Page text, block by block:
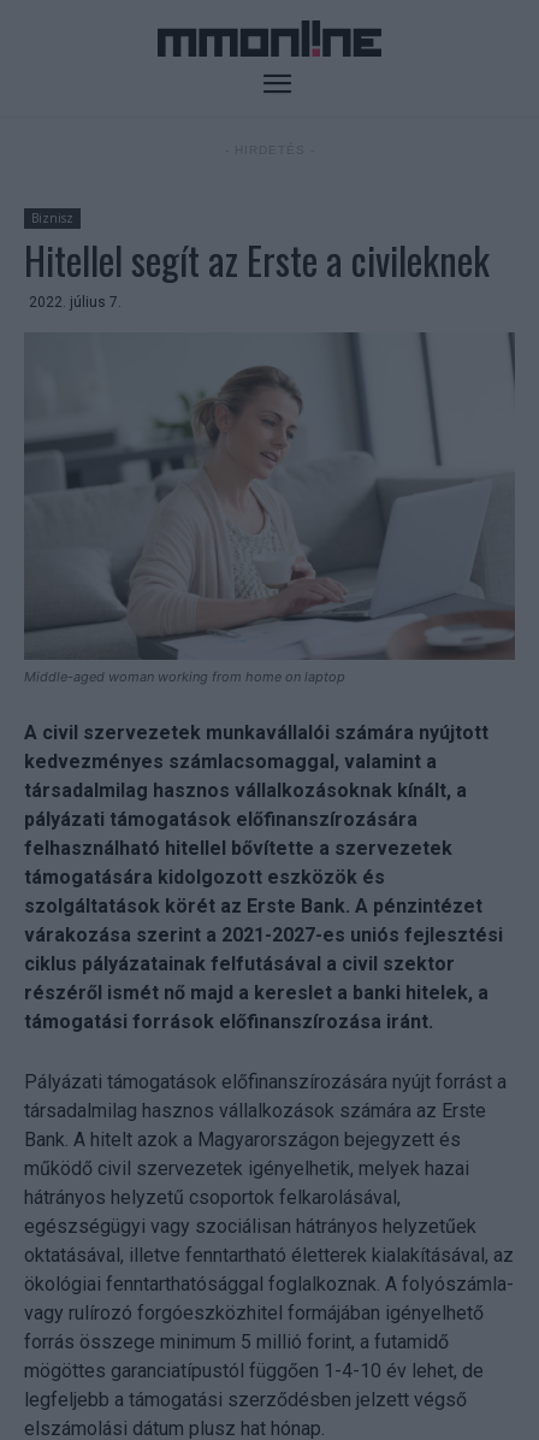
Biznisz
Hitellel segít az Erste a civileknek
2022. július 7.
Middle-aged woman working from home on laptop
A civil szervezetek munkavállalói számára nyújtott
kedvezményes számlacsomaggal, valamint a
társadalmilag hasznos vállalkozásoknak kínált, a
pályázati támogatások előfinanszírozására
felhasználható hitellel bővítette a szervezetek
támogatására kidolgozott eszközök és
szolgáltatások körét az Erste Bank. A pénzintézet
várakozása szerint a 2021-2027-es uniós fejlesztési
ciklus pályázatainak felfutásával a civil szektor
részéről ismét nő majd a kereslet a banki hitelek, a
támogatási források előfinanszírozása iránt.
Pályázati támogatások előfinanszírozására nyújt forrást a
társadalmilag hasznos vállalkozások számára az Erste
Bank. A hitelt azok a Magyarországon bejegyzett és
működő civil szervezetek igényelhetik, melyek hazai
hátrányos helyzetű csoportok felkarolásával,
egészségügyi vagy szociálisan hátrányos helyzetűek
oktatásával, illetve fenntartható életterek kialakításával, az
ökológiai fenntarthatósággal foglalkoznak. A folyószámla-
vagy rulírozó forgóeszközhitel formájában igényelhető
forrás összege minimum 5 millió forint, a futamidő
mögöttes garanciatípustól függően 1-4-10 év lehet, de
legfeljebb a támogatási szerződésben jelzett végső
elszámolási dátum plusz hat hónap.